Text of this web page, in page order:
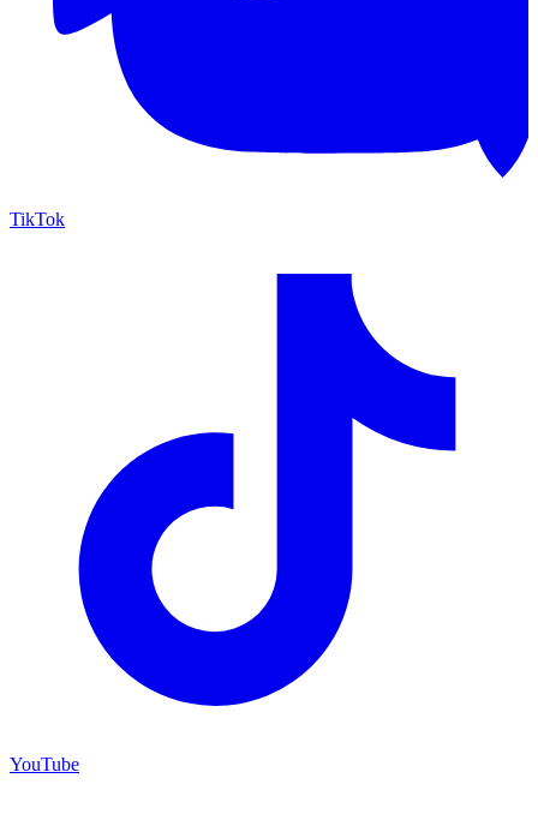
TikTok
YouTube